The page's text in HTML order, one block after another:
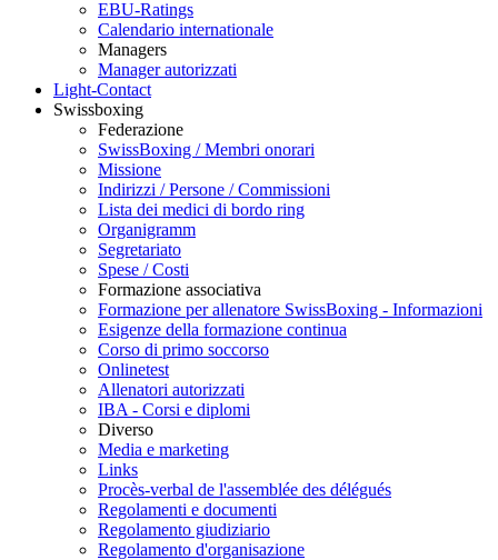
EBU-Ratings
Calendario internationale
Managers
Manager autorizzati
Light-Contact
Swissboxing
Federazione
SwissBoxing / Membri onorari
Missione
Indirizzi / Persone / Commissioni
Lista dei medici di bordo ring
Organigramm
Segretariato
Spese / Costi
Formazione associativa
Formazione per allenatore SwissBoxing - Informazioni
Esigenze della formazione continua
Corso di primo soccorso
Onlinetest
Allenatori autorizzati
IBA - Corsi e diplomi
Diverso
Media e marketing
Links
Procès-verbal de l'assemblée des délégués
Regolamenti e documenti
Regolamento giudiziario
Regolamento d'organisazione